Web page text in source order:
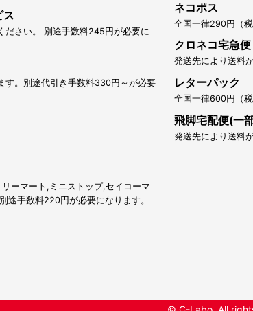
ス
ださい。 別途手数料245円が必要に
す。別途代引き手数料330円～が必要
ーマート,ミニストップ,セイコーマ
途手数料220円が必要になります。
ネコポス
全国一律290円（税
クロネコ宅急便
発送先により送料
レターパック
全国一律600円（税
飛脚宅配便(一
発送先により送料